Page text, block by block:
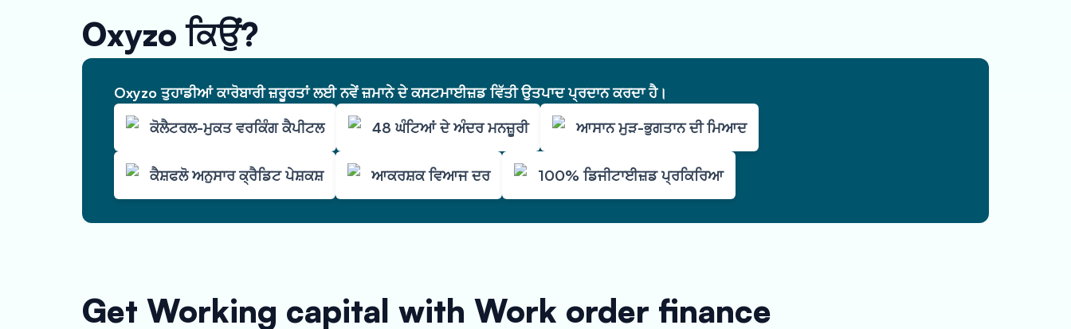
Oxyzo ਕਿਉਂ?
Oxyzo ਤੁਹਾਡੀਆਂ ਕਾਰੋਬਾਰੀ ਜ਼ਰੂਰਤਾਂ ਲਈ ਨਵੇਂ ਜ਼ਮਾਨੇ ਦੇ ਕਸਟਮਾਈਜ਼ਡ ਵਿੱਤੀ ਉਤਪਾਦ ਪ੍ਰਦਾਨ ਕਰਦਾ ਹੈ।
ਕੋਲੈਟਰਲ-ਮੁਕਤ ਵਰਕਿੰਗ ਕੈਪੀਟਲ
48 ਘੰਟਿਆਂ ਦੇ ਅੰਦਰ ਮਨਜ਼ੂਰੀ ਆਸਾਨ ਮੁੜ-ਭੁਗਤਾਨ ਦੀ ਮਿਆਦ
ਕੈਸ਼ਫਲੋ ਅਨੁਸਾਰ ਕ੍ਰੈਡਿਟ ਪੇਸ਼ਕਸ਼ ਆਕਰਸ਼ਕ ਵਿਆਜ ਦਰ 100% ਡਿਜੀਟਾਈਜ਼ਡ ਪ੍ਰਕਿਰਿਆ
Get Working capital with Work order finance